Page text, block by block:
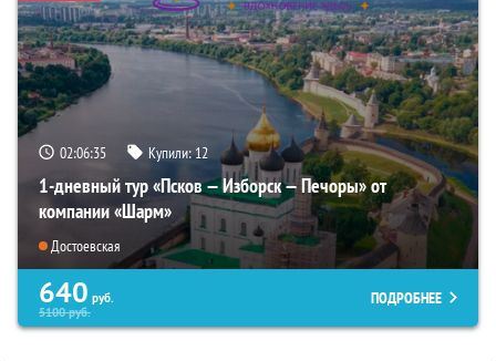
02:06:34 Купили:12
1-дневный тур «Псков — Изборск — Печоры» от
компании «Шарм»
Достоевская
640 руб.
5100руб.
ПОДРОБНЕЕ